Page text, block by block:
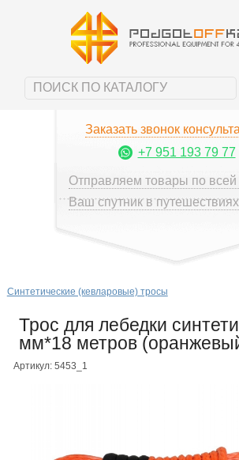
Заказать звонок
+7 951 193 79 77
Отправляем товары по всей
Ваш спутник в
Синтетические (кевларовые) тросы
Трос для лебедки
мм*18 метров
Артикул: 5453_1